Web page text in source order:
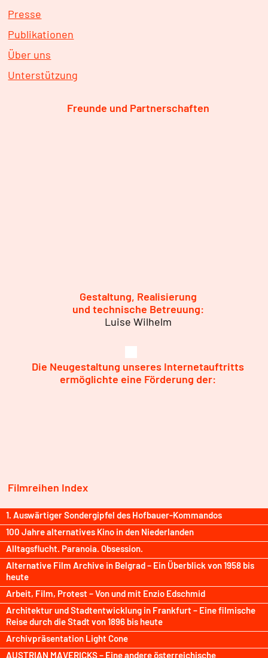
Presse
Publikationen
Über uns
Unterstützung
Freunde und Partnerschaften
Gestaltung, Realisierung
und technische Betreuung:
Luise Wilhelm
Die Neugestaltung unseres Internetauftritts
ermöglichte eine Förderung der:
Filmreihen Index
1. Auswärtiger Sondergipfel des Hofbauer-Kommandos
100 Jahre alternatives Kino in den Niederlanden
Alltagsflucht. Paranoia. Obsession.
Alternative Film Archive in Belgrad – Ein Überblick von 1958 bis
heute
Arbeit, Film, Protest – Von und mit Enzio Edschmid
Architektur und Stadtentwicklung in Frankfurt – Eine filmische
Reise durch die Stadt von 1896 bis heute
Archivpräsentation Light Cone
AUSTRIAN MAVERICKS – Eine andere österreichische